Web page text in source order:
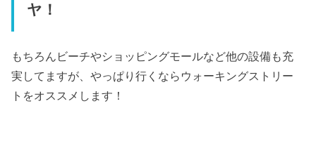
ヤ！
もちろんビーチやショッピングモールなど他の設備も充
実してますが、やっぱり行くならウォーキングストリー
トをオススメします！